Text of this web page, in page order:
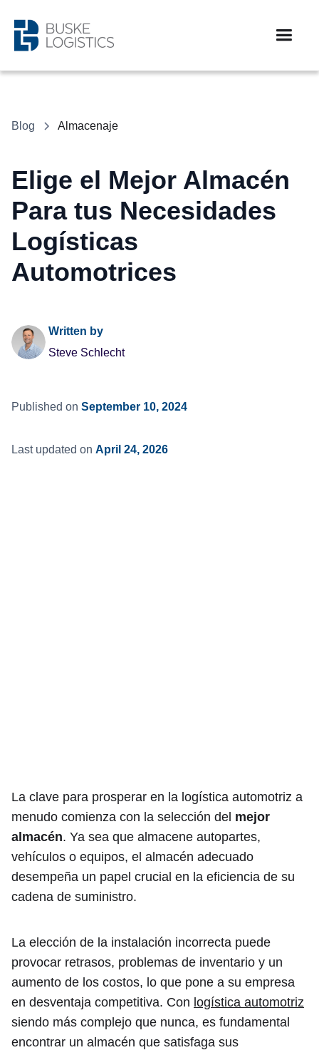
Blog Almacenaje
Elige el Mejor Almacén
Para tus Necesidades
Logísticas
Automotrices
Written by
Steve Schlecht
Published on September 10, 2024
Last updated on April 24, 2026
La clave para prosperar en la logística automotriz a
menudo comienza con la selección del mejor
almacén. Ya sea que almacene autopartes,
vehículos o equipos, el almacén adecuado
desempeña un papel crucial en la eficiencia de su
cadena de suministro.
La elección de la instalación incorrecta puede
provocar retrasos, problemas de inventario y un
aumento de los costos, lo que pone a su empresa
en desventaja competitiva. Con logística automotriz
siendo más complejo que nunca, es fundamental
encontrar un almacén que satisfaga sus